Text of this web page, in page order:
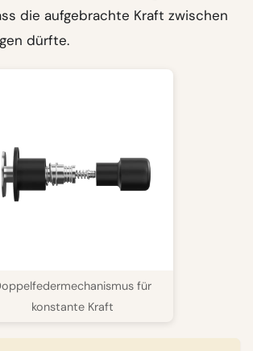
die aufgebrachte Kraft zwischen
dürfte.
für
konstante Kraft